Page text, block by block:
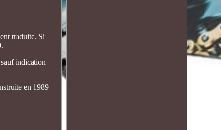
traduite. Si
indication
en 1989